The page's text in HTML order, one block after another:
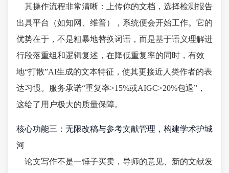
其操作流程非常清晰：上传你的文档，选择检测报告
出具平台（如知网、维普），系统便会开始工作。它的
优势在于，不是粗暴地替换词语，而是基于语义理解进
行段落重组和逻辑复述，在降低重复率的同时，有效
地“打散”AI生成的文本特征，使其更接近人类作者的表
达习惯。服务承诺“重复率>15%或AIGC>20%包退”，
这给了用户极大的质量保障。
核心功能三：无限改稿与参考文献管理，构建学术护城
河
论文写作不是一锤子买卖，导师的意见、新的文献发